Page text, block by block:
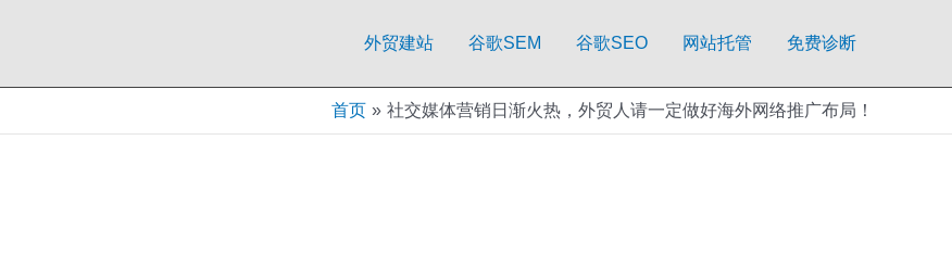
外贸建站 谷歌SEM 谷歌SEO 网站托管 免费诊断
首页 社交媒体营销日渐火热，外贸人请一定做好海外网络推广布局！